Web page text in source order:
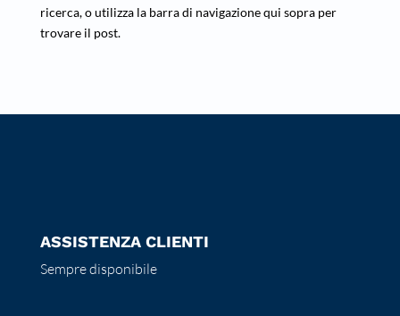
ricerca, o utilizza la barra di navigazione qui sopra per
trovare il post.
ASSISTENZA CLIENTI
Sempre disponibile